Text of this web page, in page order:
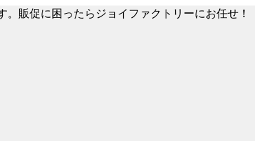
販促に困ったらジョイファクトリーにお任せ！